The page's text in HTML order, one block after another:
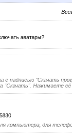
аватары?
с надписью "Скачать
"Скачать". Нажимаете
компьютера, для